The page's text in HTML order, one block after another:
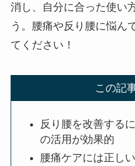
消し、自分に合った使い
う。腰痛や反り腰に悩ん
てください！
この記
反り腰を改善する
の活用が効果的
腰痛ケアには正し